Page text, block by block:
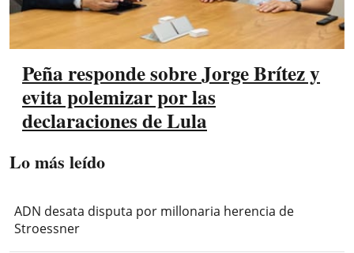
Peña responde sobre Jorge Brítez y
evita polemizar por las
declaraciones de Lula
Lo más leído
ADN desata disputa por millonaria herencia de
Stroessner